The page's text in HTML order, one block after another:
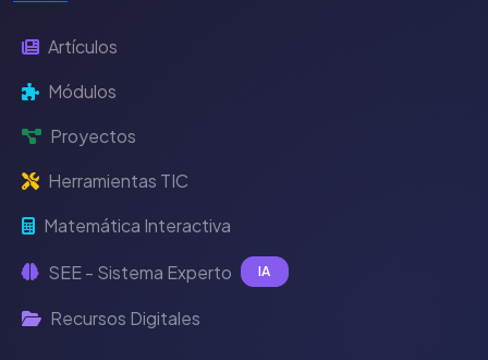
Artículos
Módulos
Proyectos
Herramientas TIC
Matemática Interactiva
SEE - Sistema Experto IA
Recursos Digitales